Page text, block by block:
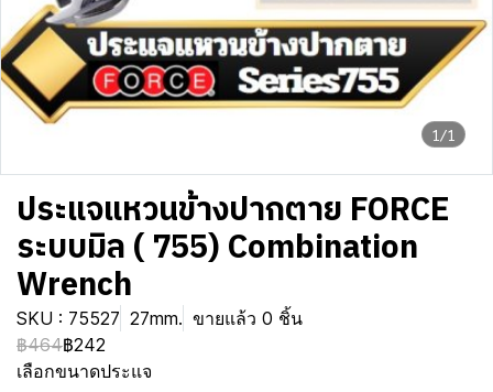
1/1
ประแจแหวนข้างปากตาย FORCE
ระบบมิล ( 755) Combination
Wrench
SKU : 75527 27mm. ขายแล้ว 0 ชิ้น
฿464฿242
เลือกขนาดประแจ